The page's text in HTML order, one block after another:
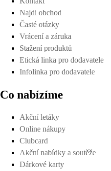
Najdi obchod
Časté otázky
Vrácení a záruka
Stažení produktů
Etická linka pro dodavatele
Infolinka pro dodavatele
Co nabízíme
Akční letáky
Online nákupy
Clubcard
Akční nabídky a soutěže
Dárkové karty